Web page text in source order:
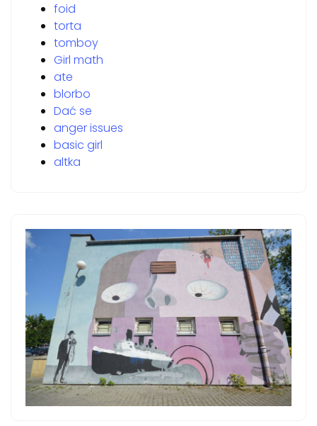
foid
torta
tomboy
Girl math
ate
blorbo
Dać se
anger issues
basic girl
altka